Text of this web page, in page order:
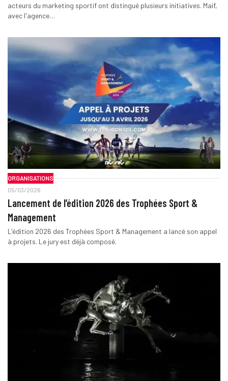
acteurs du marketing sportif ont distingué plusieurs initiatives. Maif,
avec l'agence…
ORGANISATIONS
05/03/2026
Lancement de l’édition 2026 des Trophées Sport &
Management
L'édition 2026 des Trophées Sport & Management a lancé son appel
à projets. Le jury est déjà composé.